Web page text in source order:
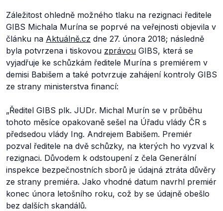
Záležitost ohledně možného tlaku na rezignaci ředitele
GIBS Michala Murína se poprvé na veřejnosti objevila v
článku na Aktuálně.cz dne 27. února 2018; následně
byla potvrzena i tiskovou zprávou GIBS, která se
vyjadřuje ke schůzkám ředitele Murína s premiérem v
demisi Babišem a také potvrzuje zahájení kontroly GIBS
ze strany ministerstva financí:
„Ředitel GIBS plk. JUDr. Michal Murín se v průběhu
tohoto měsíce opakovaně sešel na Úřadu vlády ČR s
předsedou vlády Ing. Andrejem Babišem. Premiér
pozval ředitele na dvě schůzky, na kterých ho vyzval k
rezignaci. Důvodem k odstoupení z čela Generální
inspekce bezpečnostních sborů je údajná ztráta důvěry
ze strany premiéra. Jako vhodné datum navrhl premiér
konec února letošního roku, což by se údajně obešlo
bez dalších skandálů.